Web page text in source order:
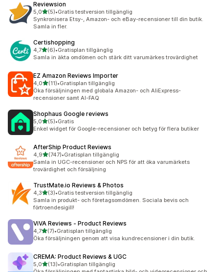
Reviewsion
5,0av 5 stjärnor
(5)
5 recensioner totalt
•Gratis testversion tillgänglig
Synkronisera Etsy-, Amazon- och eBay-recensioner till din butik.
Samla in fler.
Certishopping
4,7av 5 stjärnor
(6)
6 recensioner totalt
•Gratisplan tillgänglig
Samla in äkta omdömen och stärk ditt varumärkes trovärdighet
EZ Amazon Reviews Importer
4,0av 5 stjärnor
(11)
11 recensioner totalt
•Gratisplan tillgänglig
Öka försäljningen med globala Amazon- och AliExpress-
recensioner samt AI-FAQ
Shophaus Google reviews
5,0av 5 stjärnor
(5)
5 recensioner totalt
•Gratis
Enkel widget för Google-recensioner och betyg för flera butiker
AfterShip Product Reviews
4,9av 5 stjärnor
(747)
747 recensioner totalt
•Gratisplan tillgänglig
Samla in UGC-recensioner och NPS för att öka varumärkets
trovärdighet och försäljning
TrustMate.io Reviews & Photos
4,3av 5 stjärnor
(3)
3 recensioner totalt
•Gratis testversion tillgänglig
Samla in produkt- och företagsomdömen. Sociala bevis och
förtroendesigill!
ViVA Reviews ‑ Product Reviews
4,7av 5 stjärnor
(7)
7 recensioner totalt
•Gratisplan tillgänglig
Öka försäljningen genom att visa kundrecensioner i din butik.
CREMA: Product Reviews & UGC
5,0av 5 stjärnor
(13)
13 recensioner totalt
•Gratisplan tillgänglig